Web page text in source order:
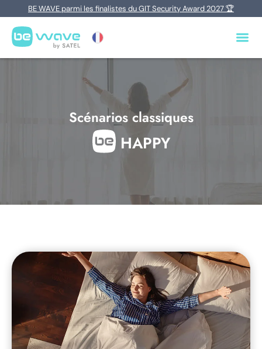
BE WAVE parmi les finalistes du GIT Security Award 2027 🏆
Scénarios classiques
HAPPY